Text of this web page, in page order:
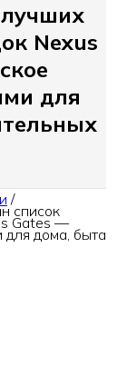
Nexus
для
/
список
Gates —
для дома, быта